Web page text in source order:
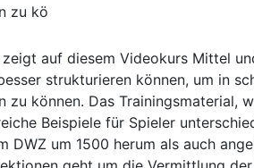
zu kö
auf diesem Videokurs Mittel
strukturieren können, um in
können. Das Trainingsmaterial,
Beispiele für Spieler
DWZ um 1500 herum als auch